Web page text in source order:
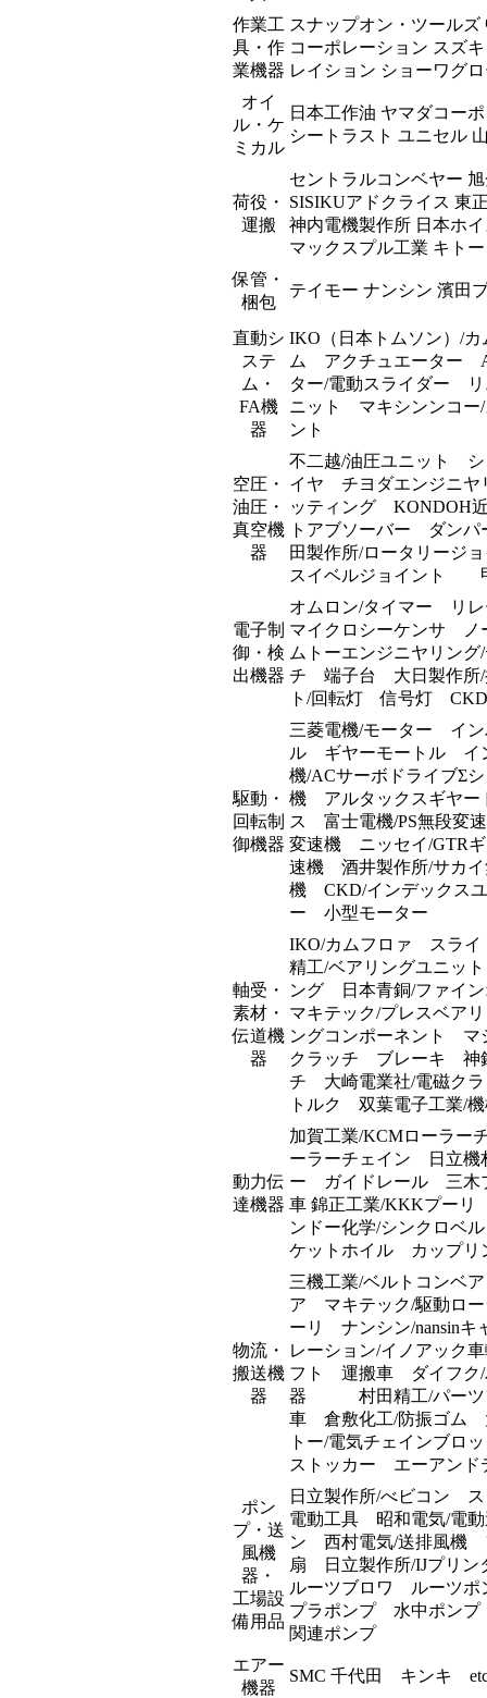
作業工
具・作
業機器
スナップオン・ツール
コーポレーション スズ
レイション ショーワグ
オイ
ル・ケ
ミカル
日本工作油 ヤマダコー
シートラスト ユニセル
荷役・
運搬
セントラルコンベヤー
SISIKUアドクライス 東
神内電機製作所 日本ホ
マックスプル工業 キト
保管・
梱包
テイモー ナンシン 濱田
直動シ
ステ
ム・
FA機
器
IKO（日本トムソン）/
ム アクチュエーター
ター/電動スライダー
ニット マキシンンコー
ント
空圧・
油圧・
真空機
器
不二越/油圧ユニット
イヤ チヨダエンジニ
ッティング KONDOH
トアブソーバー ダン
田製作所/ロータリー
スイベルジョイント
電子制
御・検
出機器
オムロン/タイマー リ
マイクロシーケンサ
ムトーエンジニヤリン
チ 端子台 大日製作所/
ト/回転灯 信号灯
駆動・
回転制
御機器
三菱電機/モーター イ
ル ギヤーモートル イ
機/ACサーボドライブΣ
機 アルタックスギヤ
ス 富士電機/PS無段変
変速機 ニッセイ/GTR
速機 酒井製作所/サカ
機 CKD/インデックス
ー 小型モーター
軸受・
素材・
伝道機
器
IKO/カムフロァ スラ
精工/ベアリングユニッ
ング 日本青銅/ファイ
マキテック/プレスベア
ングコンポーネント
クラッチ ブレーキ 神
チ 大崎電業社/電磁ク
トルク 双葉電子工業/
動力伝
達機器
加賀工業/KCMローラー
ーラーチェイン 日立機
ー ガイドレール 三木
車 錦正工業/KKKプー
ンドー化学/シンクロベ
ケットホイル カップ
物流・
搬送機
器
三機工業/ベルトコンベ
ア マキテック/駆動ロ
ーリ ナンシン/nansin
レーション/イノアック
フト 運搬車 ダイフク/
器 村田精工/パーツ
車 倉敷化工/防振ゴム
トー/電気チェインブ
ストッカー エーアン
ポン
プ・送
風機
器・
工場設
備用品
日立製作所/べビコン
電動工具 昭和電気/電
ン 西村電気/送排風機
扇 日立製作所/IJプリ
ルーツブロワ ルーツポ
プラポンプ 水中ポン
関連ポンプ
エアー
機器
SMC 千代田 キンキ